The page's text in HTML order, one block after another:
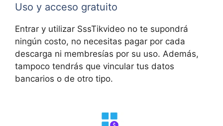
Uso y acceso gratuito
Entrar y utilizar SssTikvideo no te supondrá
ningún costo, no necesitas pagar por cada
descarga ni membresías por su uso. Además,
tampoco tendrás que vincular tus datos
bancarios o de otro tipo.